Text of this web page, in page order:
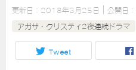
更新日： 2018年3月25日 公開日：
アガサ・クリスティ2夜連続ドラマ
Tweet